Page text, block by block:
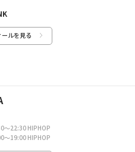
ールを見る
〜22:30 HIPHOP
〜19:00 HIPHOP